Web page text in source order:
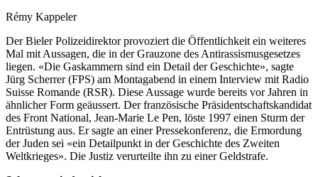
Rémy Kappeler
Der Bieler Polizeidirektorprovoziert die Öffentlichkeit ein weiteres
Mal mit Aussagen, die in der Grauzone des Antirassismusgesetzes
liegen. «Die Gaskammern sind ein Detail der Geschichte», sagte
Jürg Scherrer (FPS) am Montagabend in einem Interview mit Radio
Suisse Romande (RSR). Diese Aussage wurde bereits vor Jahren in
ähnlicher Form geäussert. Der französische Präsidentschaftskandidat
des Front National, Jean-Marie Le Pen, löste 1997 einen Sturm der
Entrüstung aus. Er sagte an einer Pressekonferenz, die Ermordung
der Juden sei «ein Detailpunkt in der Geschichte des Zweiten
Weltkrieges». Die Justiz verurteilte ihn zu einer Geldstrafe.